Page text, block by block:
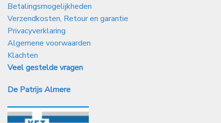
Betalingsmogelijkheden
Verzendkosten, Retour en garantie
Privacyverklaring
Algemene voorwaarden
Klachten
Veel gestelde vragen
De Patrijs Almere